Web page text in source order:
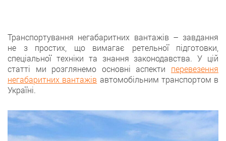
Транспортування негабаритних вантажів – завдання
не з простих, що вимагає ретельної підготовки,
спеціальної техніки та знання законодавства. У цій
статті ми розглянемо основні аспекти перевезення
негабаритних вантажів автомобільним транспортом в
Україні.